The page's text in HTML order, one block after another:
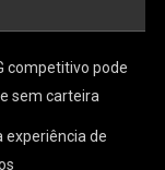
competitivo pode
sem carteira
experiência de